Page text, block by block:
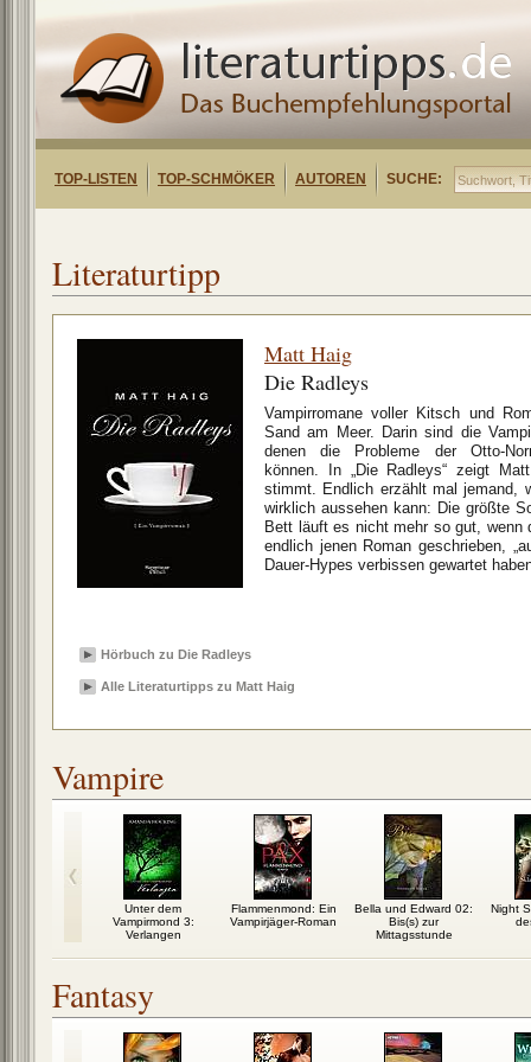
TOP-LISTEN TOP-SCHMÖKER AUTOREN SUCHE:
Literaturtipp
Matt Haig
Die Radleys
Vampirromane voller Kitsch und
Sand am Meer. Darin sind die
denen die Probleme der Otto-
können. In „Die Radleys“ zeigt
stimmt. Endlich erzählt mal jemand,
wirklich aussehen kann: Die größte
Bett läuft es nicht mehr so gut, wenn
endlich jenen Roman geschrieben,
Dauer-Hypes verbissen gewartet
Hörbuch zu Die Radleys
Alle Literaturtipps zu Matt Haig
Vampire
Unter dem
Vampirmond 3:
Verlangen
Flammenmond: Ein
Vampirjäger-Roman
Bella und Edward 02:
Bis(s) zur
Mittagsstunde
Night
Fantasy